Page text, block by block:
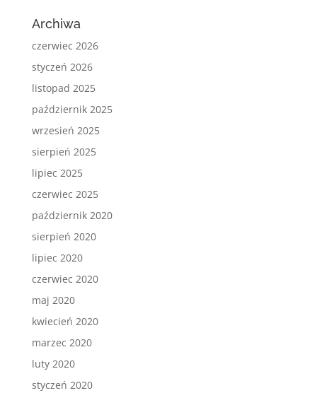
Archiwa
czerwiec 2026
styczeń 2026
listopad 2025
październik 2025
wrzesień 2025
sierpień 2025
lipiec 2025
czerwiec 2025
październik 2020
sierpień 2020
lipiec 2020
czerwiec 2020
maj 2020
kwiecień 2020
marzec 2020
luty 2020
styczeń 2020